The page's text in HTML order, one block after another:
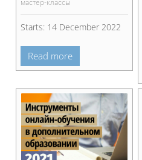
Starts: 14 December 2022
Read more